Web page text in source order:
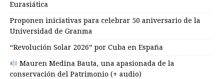
Eurasiática
Proponen iniciativas para celebrar 50 aniversario de la
Universidad de Granma
“Revolución Solar 2026” por Cuba en España
Mauren Medina Bauta, una apasionada de la
conservación del Patrimonio (+ audio)